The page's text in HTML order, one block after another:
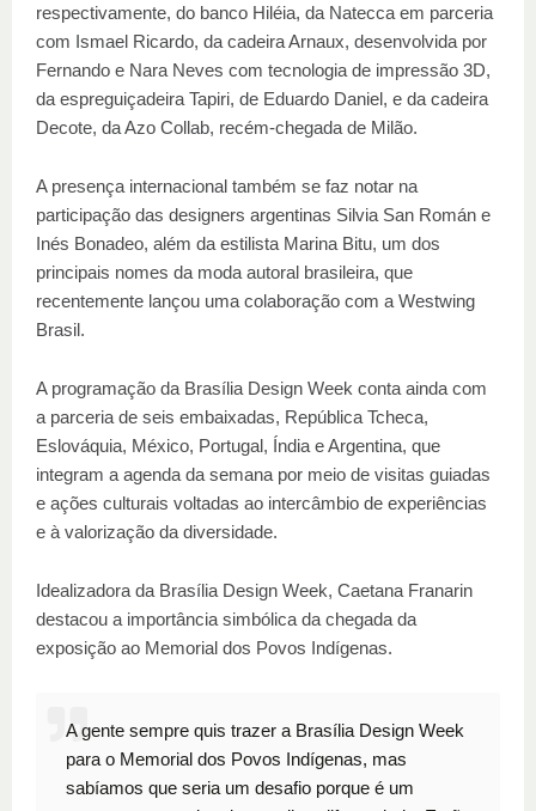
respectivamente, do banco Hiléia, da Natecca em parceria
com Ismael Ricardo, da cadeira Arnaux, desenvolvida por
Fernando e Nara Neves com tecnologia de impressão 3D,
da espreguiçadeira Tapiri, de Eduardo Daniel, e da cadeira
Decote, da Azo Collab, recém-chegada de Milão.
A presença internacional também se faz notar na
participação das designers argentinas Silvia San Román e
Inés Bonadeo, além da estilista Marina Bitu, um dos
principais nomes da moda autoral brasileira, que
recentemente lançou uma colaboração com a Westwing
Brasil.
A programação da Brasília Design Week conta ainda com
a parceria de seis embaixadas, República Tcheca,
Eslováquia, México, Portugal, Índia e Argentina, que
integram a agenda da semana por meio de visitas guiadas
e ações culturais voltadas ao intercâmbio de experiências
e à valorização da diversidade.
Idealizadora da Brasília Design Week, Caetana Franarin
destacou a importância simbólica da chegada da
exposição ao Memorial dos Povos Indígenas.
A gente sempre quis trazer a Brasília Design Week
para o Memorial dos Povos Indígenas, mas
sabíamos que seria um desafio porque é um